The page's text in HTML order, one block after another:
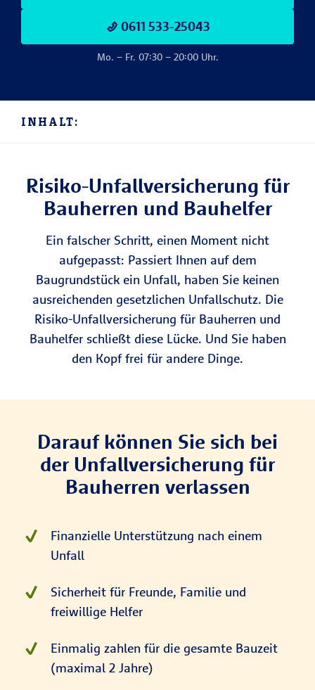
0611 533-25043
Mo. – Fr. 07:30 – 20:00 Uhr.
INHALT:
Risiko-Unfall­versicherung für
Bau­herren und Bauhelfer
Ein falscher Schritt, einen Moment nicht
aufgepasst: Passiert Ihnen auf dem
Baugrundstück ein Unfall, haben Sie keinen
ausreichenden gesetzlichen Unfallschutz. Die
Risiko-Unfallversicherung für Bauherren und
Bauhelfer schließt diese Lücke. Und Sie haben
den Kopf frei für andere Dinge.
Darauf können Sie sich bei
der Unfallversicherung für
Bauherren verlassen
Finanzielle Unterstützung nach einem
Unfall
Sicherheit für Freunde, Familie und
freiwillige Helfer
Einmalig zahlen für die gesamte Bauzeit
(maximal 2 Jahre)